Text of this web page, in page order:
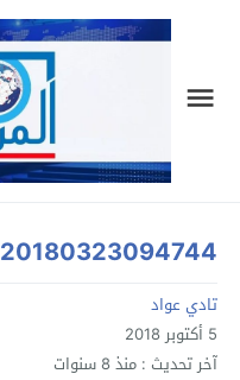
20180323094744
تادي عواد
5 أكتوبر 2018
آخر تحديث : منذ 8 سنوات